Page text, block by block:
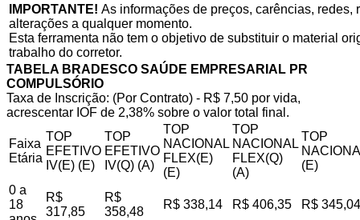
IMPORTANTE! As informações de preços, carências,
alterações a qualquer momento.
Esta ferramenta não tem o objetivo de substituir o material
trabalho do corretor.
TABELA BRADESCO SAÚDE EMPRESARIAL PR
COMPULSÓRIO
Taxa de Inscrição: (Por Contrato) - R$ 7,50 por vida,
acrescentar IOF de 2,38% sobre o valor total final.
Faixa
Etária
TOP
EFETIVO
IV(E) (E)
TOP
EFETIVO
IV(Q) (A)
TOP
NACIONAL
FLEX(E)
(E)
TOP
NACIONAL
FLEX(Q)
(A)
TOP
(E)
0 a
18
R$
317,85
R$
358,48
R$ 338,14 R$ 406,35 R$ 345,04